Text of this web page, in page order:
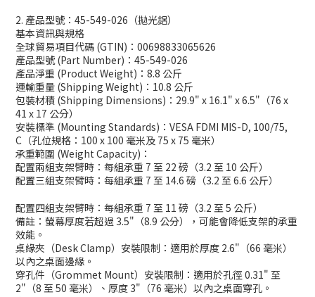
2. 產品型號：45-549-026（拋光鋁）
基本資訊與規格
全球貿易項目代碼 (GTIN)：00698833065626
產品型號 (Part Number)：45-549-026
產品淨重 (Product Weight)：8.8 公斤
運輸重量 (Shipping Weight)：10.8 公斤
包裝材積 (Shipping Dimensions)：29.9" x 16.1" x 6.5"（76 x
41 x 17 公分）
安裝標準 (Mounting Standards)：VESA FDMI MIS-D, 100/75,
C（孔位規格：100 x 100 毫米及 75 x 75 毫米）
承重範圍 (Weight Capacity)：
配置兩組支架臂時：每組承重 7 至 22 磅（3.2 至 10 公斤）
配置三組支架臂時：每組承重 7 至 14.6 磅（3.2 至 6.6 公斤）
配置四組支架臂時：每組承重 7 至 11 磅（3.2 至 5 公斤）
備註：螢幕厚度若超過 3.5"（8.9 公分），可能會降低支架的承重
效能。
桌緣夾（Desk Clamp）安裝限制：適用於厚度 2.6"（66 毫米）
以內之桌面邊緣。
穿孔件（Grommet Mount）安裝限制：適用於孔徑 0.31" 至
2"（8 至 50 毫米）、厚度 3"（76 毫米）以內之桌面穿孔。